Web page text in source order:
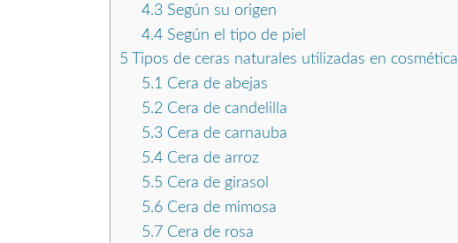
4.3Según su origen
4.4Según el tipo de piel
5 Tipos de ceras naturales utilizadas en cosmética
5.1 Cera de abejas
5.2 Cera de candelilla
5.3Cera de carnauba
5.4Cera de arroz
5.5 Cera de girasol
5.6Cera de mimosa
5.7Cera de rosa